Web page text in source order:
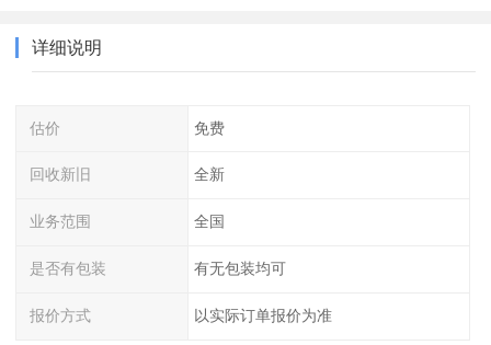
详细说明
估价 免费
回收新旧 全新
业务范围 全国
是否有包装 有无包装均可
报价方式 以实际订单报价为准